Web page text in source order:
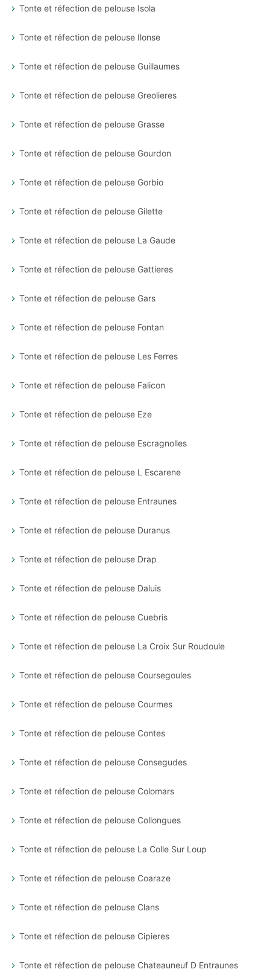
Tonte et réfection de pelouse Isola
Tonte et réfection de pelouse Ilonse
Tonte et réfection de pelouse Guillaumes
Tonte et réfection de pelouse Greolieres
Tonte et réfection de pelouse Grasse
Tonte et réfection de pelouse Gourdon
Tonte et réfection de pelouse Gorbio
Tonte et réfection de pelouse Gilette
Tonte et réfection de pelouse La Gaude
Tonte et réfection de pelouse Gattieres
Tonte et réfection de pelouse Gars
Tonte et réfection de pelouse Fontan
Tonte et réfection de pelouse Les Ferres
Tonte et réfection de pelouse Falicon
Tonte et réfection de pelouse Eze
Tonte et réfection de pelouse Escragnolles
Tonte et réfection de pelouse L Escarene
Tonte et réfection de pelouse Entraunes
Tonte et réfection de pelouse Duranus
Tonte et réfection de pelouse Drap
Tonte et réfection de pelouse Daluis
Tonte et réfection de pelouse Cuebris
Tonte et réfection de pelouse La Croix Sur Roudoule
Tonte et réfection de pelouse Coursegoules
Tonte et réfection de pelouse Courmes
Tonte et réfection de pelouse Contes
Tonte et réfection de pelouse Consegudes
Tonte et réfection de pelouse Colomars
Tonte et réfection de pelouse Collongues
Tonte et réfection de pelouse La Colle Sur Loup
Tonte et réfection de pelouse Coaraze
Tonte et réfection de pelouse Clans
Tonte et réfection de pelouse Cipieres
Tonte et réfection de pelouse Chateauneuf D Entraunes